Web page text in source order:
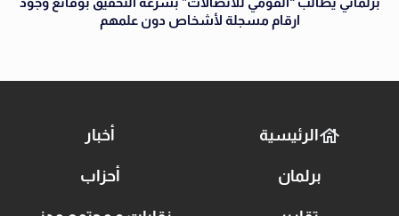
ارقام مسجلة لأشخاص دون علمهم
الرئيسية أخبار
برلمان أحزاب